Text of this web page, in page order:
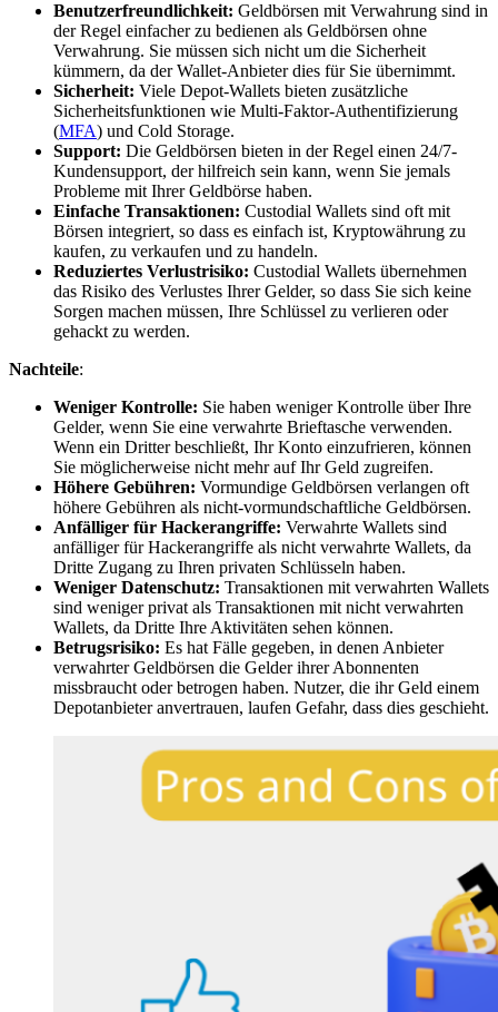
Benutzerfreundlichkeit: Geldbörsen mit Verwahrung sind in
der Regel einfacher zu bedienen als Geldbörsen ohne
Verwahrung. Sie müssen sich nicht um die Sicherheit
kümmern, da der Wallet-Anbieter dies für Sie übernimmt.
Sicherheit: Viele Depot-Wallets bieten zusätzliche
Sicherheitsfunktionen wie Multi-Faktor-Authentifizierung
(MFA) und Cold Storage.
Support: Die Geldbörsen bieten in der Regel einen 24/7-
Kundensupport, der hilfreich sein kann, wenn Sie jemals
Probleme mit Ihrer Geldbörse haben.
Einfache Transaktionen: Custodial Wallets sind oft mit
Börsen integriert, so dass es einfach ist, Kryptowährung zu
kaufen, zu verkaufen und zu handeln.
Reduziertes Verlustrisiko: Custodial Wallets übernehmen
das Risiko des Verlustes Ihrer Gelder, so dass Sie sich keine
Sorgen machen müssen, Ihre Schlüssel zu verlieren oder
gehackt zu werden.
Nachteile:
Weniger Kontrolle: Sie haben weniger Kontrolle über Ihre
Gelder, wenn Sie eine verwahrte Brieftasche verwenden.
Wenn ein Dritter beschließt, Ihr Konto einzufrieren, können
Sie möglicherweise nicht mehr auf Ihr Geld zugreifen.
Höhere Gebühren: Vormundige Geldbörsen verlangen oft
höhere Gebühren als nicht-vormundschaftliche Geldbörsen.
Anfälliger für Hackerangriffe: Verwahrte Wallets sind
anfälliger für Hackerangriffe als nicht verwahrte Wallets, da
Dritte Zugang zu Ihren privaten Schlüsseln haben.
Weniger Datenschutz: Transaktionen mit verwahrten Wallets
sind weniger privat als Transaktionen mit nicht verwahrten
Wallets, da Dritte Ihre Aktivitäten sehen können.
Betrugsrisiko: Es hat Fälle gegeben, in denen Anbieter
verwahrter Geldbörsen die Gelder ihrer Abonnenten
missbraucht oder betrogen haben. Nutzer, die ihr Geld einem
Depotanbieter anvertrauen, laufen Gefahr, dass dies geschieht.